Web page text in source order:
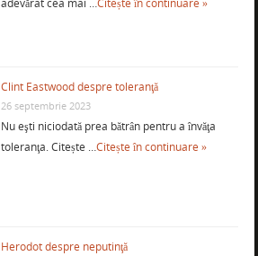
adevărat cea mai …Citește în continuare »
Clint Eastwood despre toleranţă
26 septembrie 2023
Nu eşti niciodată prea bătrân pentru a învăţa
toleranţa. Citește …Citește în continuare »
Herodot despre neputinţă